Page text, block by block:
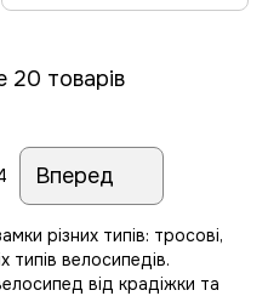
товарів
Вперед
різних типів: тросові,
типів велосипедів.
від крадіжки та